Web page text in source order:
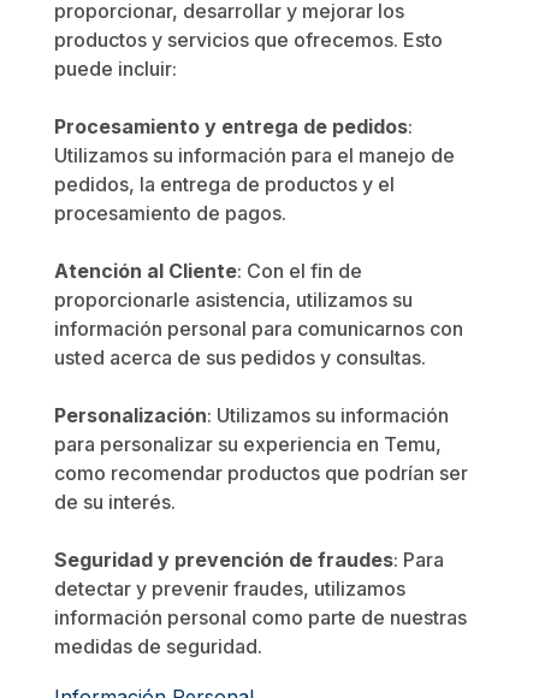
proporcionar, desarrollar y mejorar los
productos y servicios que ofrecemos. Esto
puede incluir:
Procesamiento y entrega de pedidos:
Utilizamos su información para el manejo de
pedidos, la entrega de productos y el
procesamiento de pagos.
Atención al Cliente: Con el fin de
proporcionarle asistencia, utilizamos su
información personal para comunicarnos con
usted acerca de sus pedidos y consultas.
Personalización: Utilizamos su información
para personalizar su experiencia en Temu,
como recomendar productos que podrían ser
de su interés.
Seguridad y prevención de fraudes: Para
detectar y prevenir fraudes, utilizamos
información personal como parte de nuestras
medidas de seguridad.